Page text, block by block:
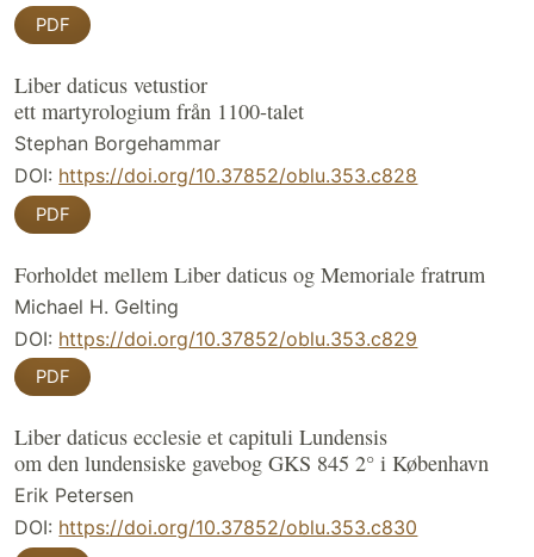
PDF
Liber daticus vetustior
ett martyrologium från 1100-talet
Stephan Borgehammar
DOI: https://doi.org/10.37852/oblu.353.c828
PDF
Forholdet mellem Liber daticus og Memoriale fratrum
Michael H. Gelting
DOI: https://doi.org/10.37852/oblu.353.c829
PDF
Liber daticus ecclesie et capituli Lundensis
om den lundensiske gavebog GKS 845 2° i København
Erik Petersen
DOI: https://doi.org/10.37852/oblu.353.c830